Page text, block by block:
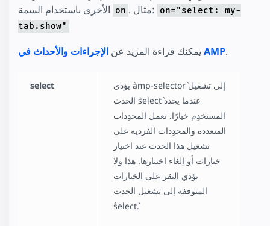
on . مثال: on="select: my-
tab.show"
يمكنك قراءة المزيد عن الإجراءات والأحداث في AMP.
select
يؤدي `amp-selector` إلى تشغيل
الحدث `select` عندما يحدد
المستخدِم خيارًا. تعمل المحدِدات
المتعددة والمحدِدات الفردية على
تشغيل هذا الحدث عند اختيار
خيارات أو إلغاء اختيارها. هذا ولا
يؤدي النقر على الخيارات
المتوقفة إلى تشغيل الحدث
`select`.